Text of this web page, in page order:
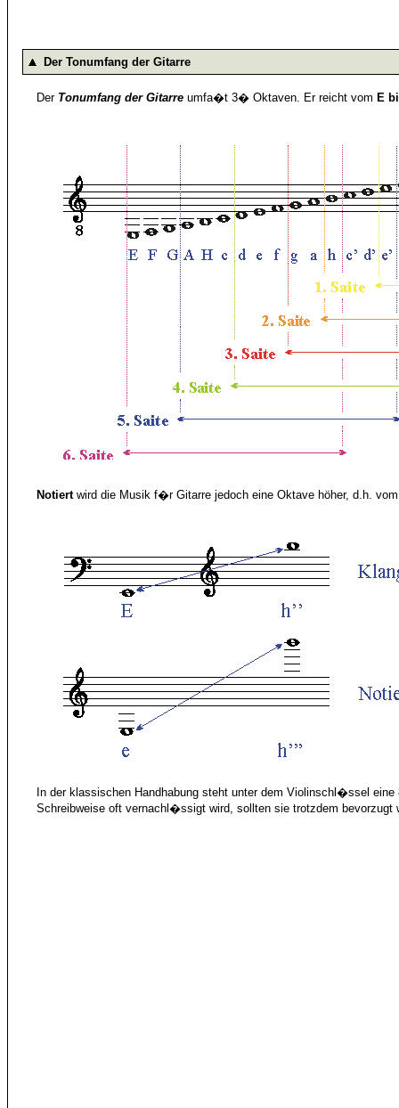
Der Tonumfang der Gitarre
Der Tonumfang der Gitarre umfa�t 3� Oktaven. Er reicht vom E
Notiertwird die Musik f�r Gitarre jedoch eine Oktave höher, d.h.
In der klassischen Handhabung steht unter dem Violinschl�ssel
Schreibweise oft vernachl�ssigt wird, sollten sie trotzdem bevorzugt